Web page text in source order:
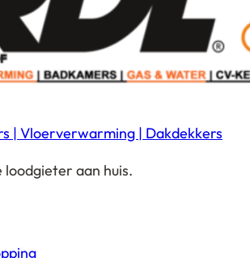
| Vloerverwarming | Dakdekkers
aan huis.